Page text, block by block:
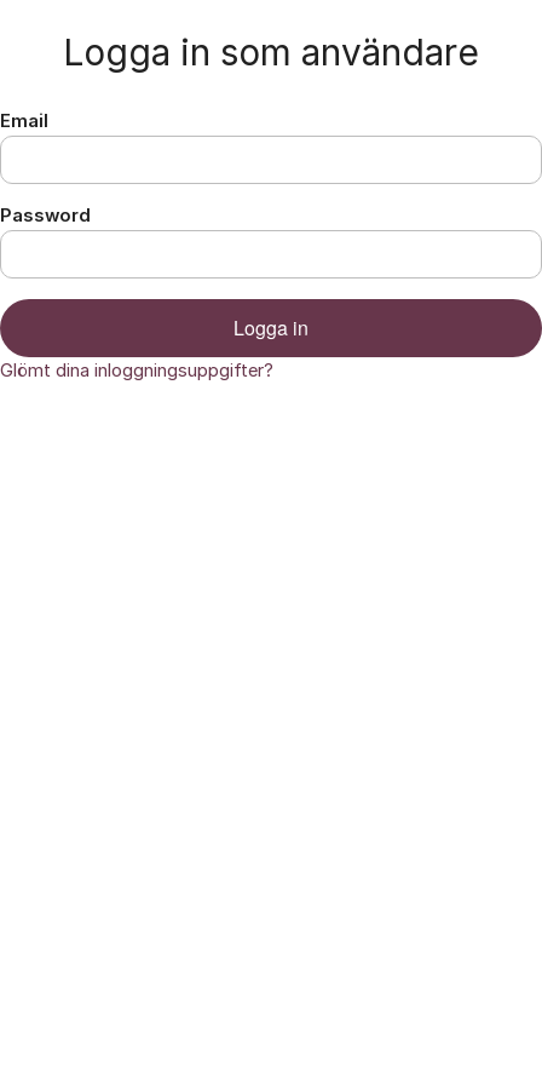
Logga in som användare
Email
Password
Logga in
Glömt dina inloggningsuppgifter?